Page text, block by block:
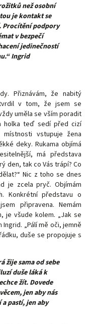
než osobní
je kontakt se
Procítění podpory
v bezpečí
jedinečností
Ingrid
Přiznávám, že nabitý
v tom, že jsem se
uměla se vším poradit
holka teď sedí před cizí
vstupuje žena
deky. Rukama objímá
má představa
den, tak co Vás trápí? Co
Nic z toho se dnes
je zcela pryč. Objímám
Konkrétní představu o
připravena. Nemám
je všude kolem. „Jak se
„Pálí mě oči, jemně
duše se propojuje s
žije sama od sebe
duše láká k
žít. Dovede
jen aby nás
pastí, jen aby